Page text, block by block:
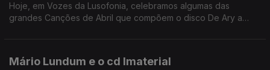
Hoje, em Vozes da Lusofonia, celebramos algumas das
grandes Canções de Abril que compõem o disco De Ary a
Mário Lundum e o cd Imaterial